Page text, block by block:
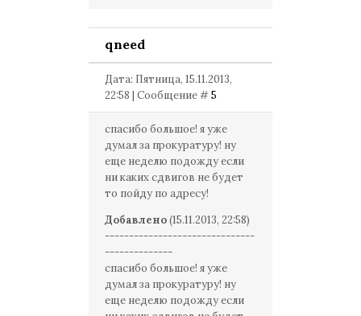
qneed
Дата: Пятница, 15.11.2013,
22:58 | Сообщение #5
спасибо большое! я уже
думал за прокуратуру! ну
еще неделю подожду если
ни каких сдвигов не будет
то пойду по адресу!
Добавлено(15.11.2013, 22:58)
-------------------------------
--------------
спасибо большое! я уже
думал за прокуратуру! ну
еще неделю подожду если